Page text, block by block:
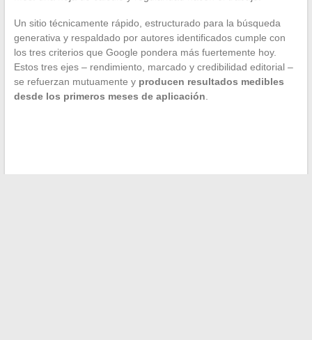
Un sitio técnicamente rápido, estructurado para la búsqueda
generativa y respaldado por autores identificados cumple con
los tres criterios que Google pondera más fuertemente hoy.
Estos tres ejes – rendimiento, marcado y credibilidad editorial –
se refuerzan mutuamente y producen resultados medibles
desde los primeros meses de aplicación